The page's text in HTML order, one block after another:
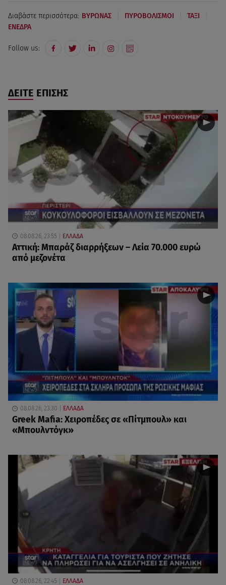
Διαβάστε περισσότερα: ΒΥΡΩΝΑΣ ΠΥΡΟΒΟΛΙΣΜΟΙ ΤΑΞΙ
ΕΝΕΔΡΑ
Follow us:
ΔΕΙΤΕ ΕΠΙΣΗΣ
08.08.26, 23:55 ΕΛΛΑΔΑ
Αττική: Μπαράζ διαρρήξεων – Λεία 70.000 ευρώ
από μεζονέτα
08.08.26, 23:30 ΕΛΛΑΔΑ
Greek Mafia: Χειροπέδες σε «Πίτμπουλ» και
«Μπουλντόγκ»
08.08.26, 22:45 ΕΛΛΑΔΑ